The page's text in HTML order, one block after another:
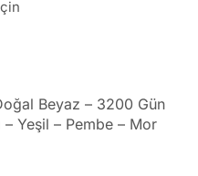
Beyaz – 3200 Gün
– Yeşil – Pembe – Mor